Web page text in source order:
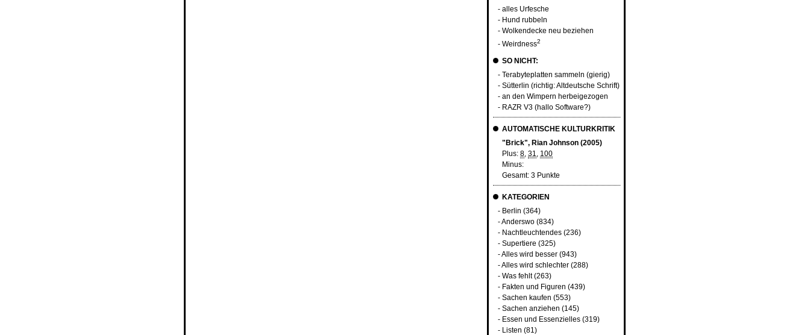
- alles Urfesche
- Hund rubbeln
- Wolkendecke neu beziehen
- Weirdness2
SO NICHT:
- Terabyteplatten sammeln (gierig)
- Sütterlin (richtig: Altdeutsche Schrift)
- an den Wimpern herbeigezogen
- RAZR V3 (hallo Software?)
AUTOMATISCHE KULTURKRITIK
"Brick", Rian Johnson (2005)
Plus: 8, 31, 100
Minus:
Gesamt: 3 Punkte
KATEGORIEN
- Berlin (364)
-Anderswo(834)
- Nachtleuchtendes(236)
- Supertiere (325)
-Alles wird besser(943)
-Alles wird schlechter(288)
- Was fehlt(263)
- Fakten und Figuren (439)
- Sachen kaufen (553)
- Sachen anziehen (145)
- Essen und Essenzielles(319)
- Listen (81)